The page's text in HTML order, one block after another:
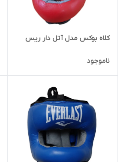
کلاه بوکس مدل آتل دار ریس
ناموجود